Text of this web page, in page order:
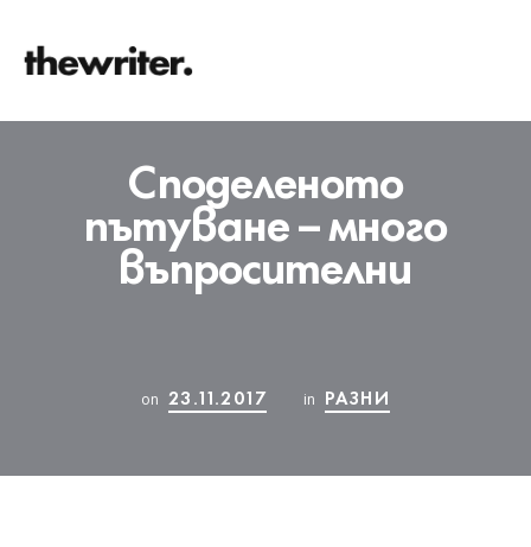
Споделеното
пътуване – много
въпросителни
on 23.11.2017 in РАЗНИ